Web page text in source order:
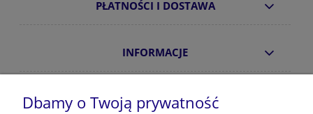
PŁATNOŚCI I DOSTAWA
INFORMACJE
O NAS
Dbamy o Twoją prywatność